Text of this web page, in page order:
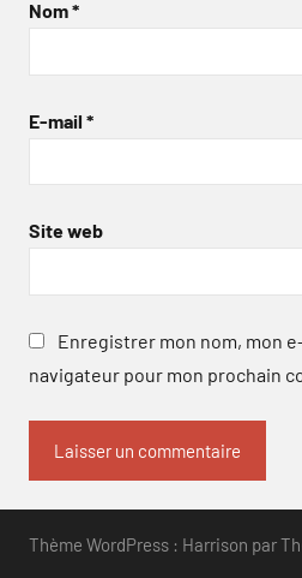
Nom*
E-mail *
Site web
Enregistrer mon nom, mon
navigateur pour mon prochain
Thème WordPress : Harrison par